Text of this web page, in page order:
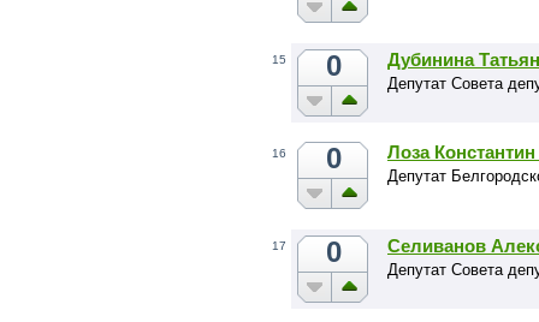
15 0 Дубинина
Депутат Совета
16 0 Лоза
Депутат
17 0 Селиванов
Депутат Совета